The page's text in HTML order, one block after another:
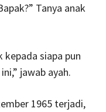
Tanya anak
kepada siapa pun
jawab ayah.
1965 terjadi,